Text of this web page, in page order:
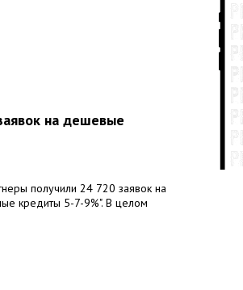
на дешевые
получили 24 720 заявок на
кредиты 5-7-9%". В целом